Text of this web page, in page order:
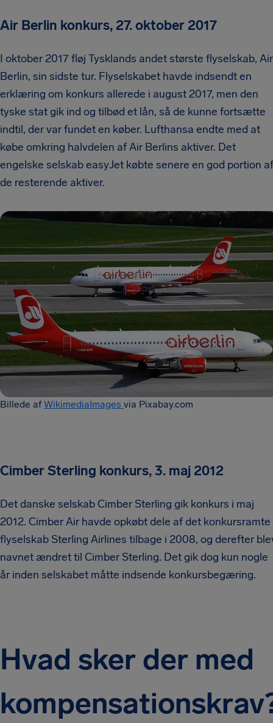
Air Berlin konkurs, 27. oktober 2017
I oktober 2017 fløj Tysklands andet største flyselskab, Air
Berlin, sin sidste tur. Flyselskabet havde indsendt en
erklæring om konkurs allerede i august 2017, men den
tyske stat gik ind og tilbød et lån, så de kunne fortsætte
indtil, der var fundet en køber. Lufthansa endte med at
købe omkring halvdelen af Air Berlins aktiver. Det
engelske selskab easyJet købte senere en god portion af
de resterende aktiver.
Billede afWikimediaImages via Pixabay.com
Cimber Sterling konkurs, 3. maj 2012
Det danske selskab Cimber Sterling gik konkurs i maj
2012. Cimber Air havde opkøbt dele af det konkursramte
flyselskab Sterling Airlines tilbage i 2008, og derefter
navnet ændret til Cimber Sterling. Det gik dog kun nogle
år inden selskabet måtte indsende konkursbegæring.
Hvad sker der med